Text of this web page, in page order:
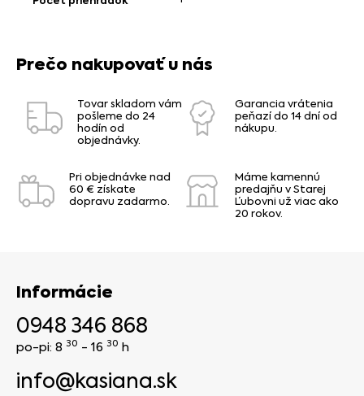
Prečo nakupovať u nás
Tovar skladom vám
pošleme do 24
hodín od
objednávky.
Garancia vrátenia
peňazí do 14 dní od
nákupu.
Pri objednávke nad
60 € získate
dopravu zadarmo.
Máme kamennú
predajňu v Starej
Ľubovni už viac ako
20 rokov.
Informácie
0948 346 868
po-pi: 8 30 - 16 30 h
info@kasiana.sk